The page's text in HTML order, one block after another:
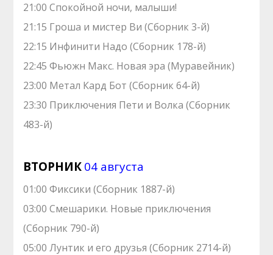
21:00 Спокойной ночи, малыши!
21:15 Гроша и мистер Ви (Сборник 3-й)
22:15 Инфинити Надо (Сборник 178-й)
22:45 Фьюжн Макс. Новая эра (Муравейник)
23:00 Метал Кард Бот (Сборник 64-й)
23:30 Приключения Пети и Волка (Сборник
483-й)
ВТОРНИК04 августа
01:00 Фиксики (Сборник 1887-й)
03:00 Смешарики. Новые приключения
(Сборник 790-й)
05:00 Лунтик и его друзья (Сборник 2714-й)